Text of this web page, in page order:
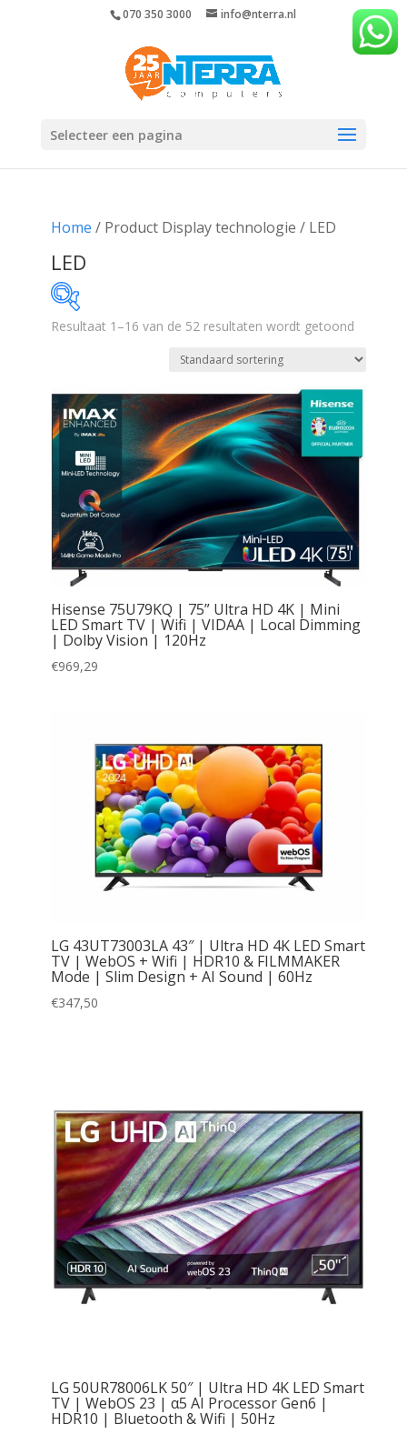
070 350 3000 info@nterra.nl
Selecteer een pagina
Home / Product Display technologie / LED
LED
1 795
Resultaat 1–16 van de 52 resultaten wordt getoond
Hisense 75U79KQ | 75” Ultra HD 4K | Mini
LED Smart TV | Wifi | VIDAA | Local Dimming
| Dolby Vision | 120Hz
€969,29
LG 43UT73003LA 43″ | Ultra HD 4K LED Smart
TV | WebOS + Wifi | HDR10 & FILMMAKER
Mode | Slim Design + AI Sound | 60Hz
€347,50
LG 50UR78006LK 50″ | Ultra HD 4K LED Smart
TV | WebOS 23 | α5 AI Processor Gen6 |
HDR10 | Bluetooth & Wifi | 50Hz